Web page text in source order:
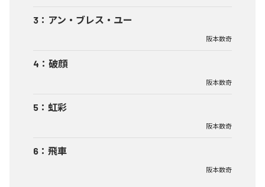
3 ： アン・ブレス・ユー
阪本数奇
4 ： 破顔
阪本数奇
5 ： 虹彩
阪本数奇
6 ： 飛車
阪本数奇